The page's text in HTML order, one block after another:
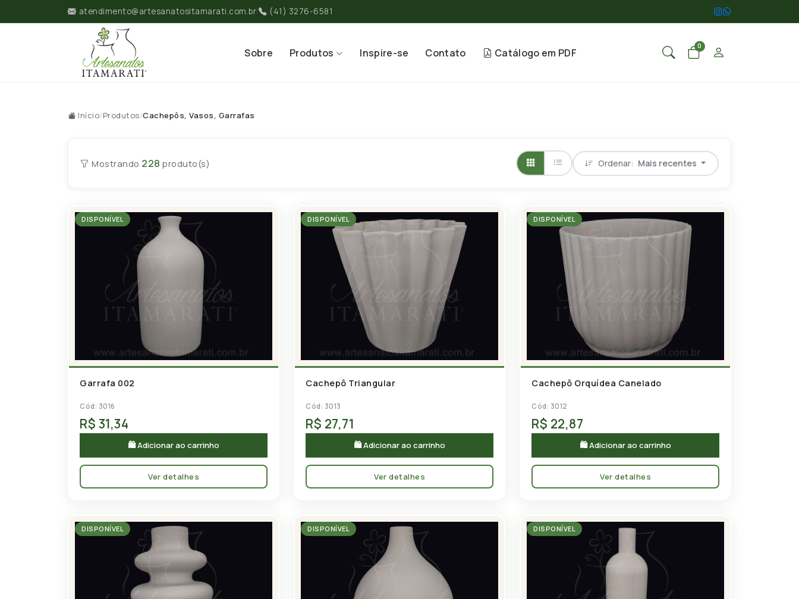
atendimento@artesanatositamarati.com.br| (41) 3276-6581
Sobre Produtos Inspire-se Contato Catálogo em PDF
0
Início/Produtos/Cachepôs, Vasos, Garrafas
Mostrando 228 produto(s) Ordenar: Mais recentes
DISPONÍVEL
Garrafa 002
Cód: 3016
R$ 31,34
🛍 Adicionar ao carrinho
Ver detalhes
DISPONÍVEL
Cachepô Triangular
Cód: 3013
R$ 27,71
🛍 Adicionar ao carrinho
Ver detalhes
DISPONÍVEL
Cachepô Orquídea Canelado
Cód: 3012
R$ 22,87
🛍 Adicionar ao carrinho
Ver detalhes
DISPONÍVEL DISPONÍVEL DISPONÍVEL